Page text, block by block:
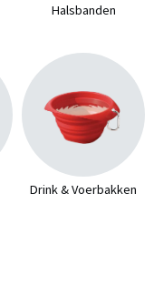
Halsbanden
Drink & Voerbakken